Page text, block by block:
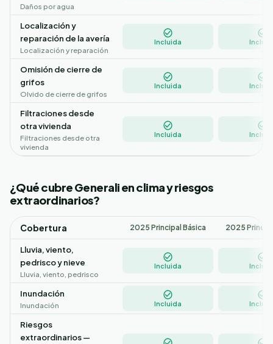
Daños por agua
Localización y
reparación de la avería
Localización y reparación
Incluida
Omisión de cierre de
grifos
Olvido de cierre de grifos
Incluida
Filtraciones desde
otra vivienda
Filtraciones desde otra
vivienda
Incluida
¿Qué cubre Generali en clima y riesgos
extraordinarios?
Cobertura 2025 Principal Básica 2025
Lluvia, viento,
pedrisco y nieve
Lluvia, viento, pedrisco
Incluida
Inundación
Inundación Incluida
Riesgos
extraordinarios —